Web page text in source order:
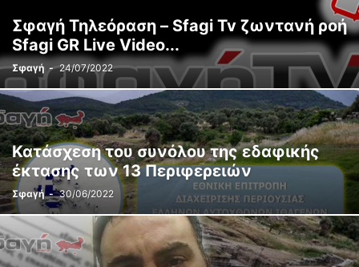
Σφαγή Τηλεόραση – Sfagi Tv ζωντανή ροή
Sfagi GR Live Video...
Σφαγή - 24/07/2022
Κατάσχεση του συνόλου της εδαφικής
έκτασης των 13 Περιφερειών
Σφαγή - 30/06/2022